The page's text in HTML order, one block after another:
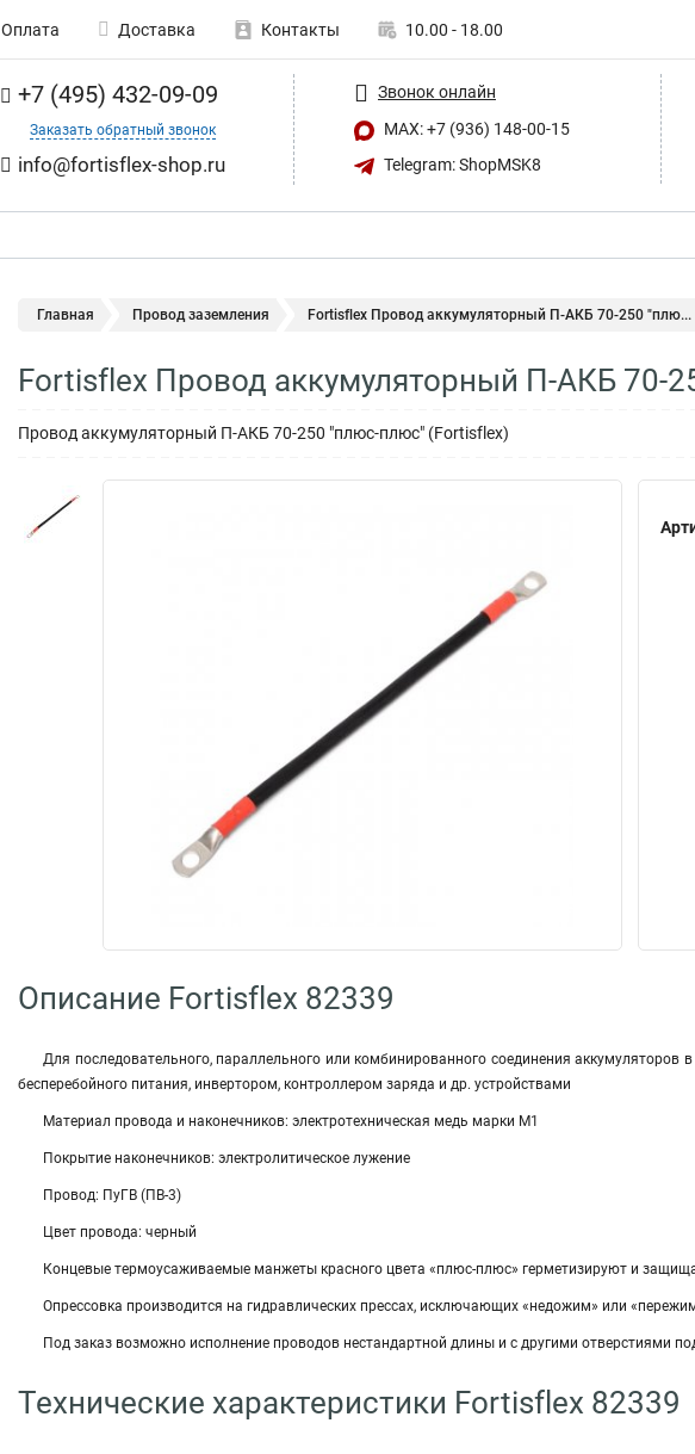
Оплата Доставка Контакты 10.00 - 18.00
+7 (495) 432-09-09
Заказать обратный звонок
info@fortisflex-shop.ru
Звонок онлайн
MAX: +7 (936) 148-00-15
Telegram: ShopMSK8
Главная Провод заземления Fortisflex Провод аккумуляторный П-АКБ 70-250 "плю...
Fortisflex Провод аккумуляторный П-АКБ 70-
Провод аккумуляторный П-АКБ 70-250 "плюс-плюс" (Fortisflex)
Описание Fortisflex 82339
Для последовательного, параллельного или комбинированного соединения аккумуляторов
бесперебойного питания, инвертором, контроллером заряда и др. устройствами
Материал провода и наконечников: электротехническая медь марки М1
Покрытие наконечников: электролитическое лужение
Провод: ПуГВ (ПВ-3)
Цвет провода: черный
Концевые термоусаживаемые манжеты красного цвета «плюс-плюс» герметизируют и
Опрессовка производится на гидравлических прессах, исключающих «недожим» или
Под заказ возможно исполнение проводов нестандартной длины и с другими отверстиями
Технические характеристики Fortisflex 82339